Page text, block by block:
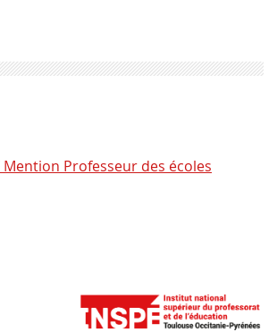
Mention Professeur des écoles